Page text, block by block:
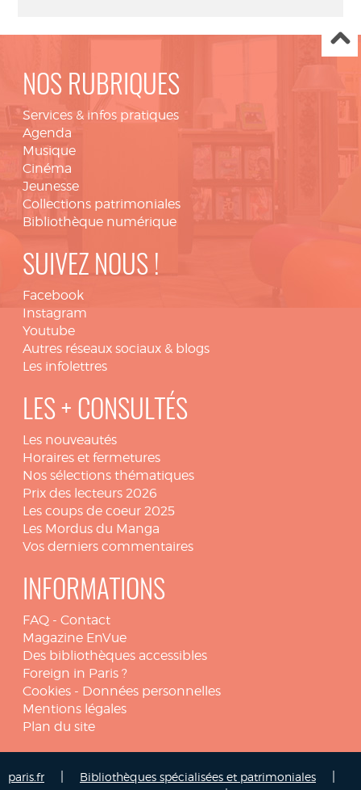
NOS RUBRIQUES
Services & infos pratiques
Agenda
Musique
Cinéma
Jeunesse
Collections patrimoniales
Bibliothèque numérique
SUIVEZ NOUS !
Facebook
Instagram
Youtube
Autres réseaux sociaux & blogs
Les infolettres
LES + CONSULTÉS
Les nouveautés
Horaires et fermetures
Nos sélections thématiques
Prix des lecteurs 2026
Les coups de coeur 2025
Les Mordus du Manga
Vos derniers commentaires
INFORMATIONS
FAQ - Contact
Magazine EnVue
Des bibliothèques accessibles
Foreign in Paris ?
Cookies - Données personnelles
Mentions légales
Plan du site
paris.fr Bibliothèques spécialisées et patrimoniales